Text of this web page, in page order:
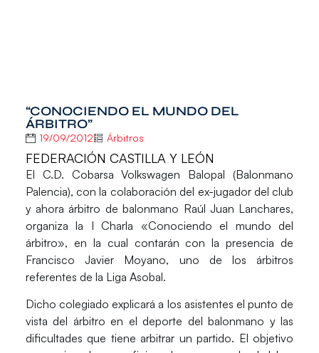
“CONOCIENDO EL MUNDO DEL
ÁRBITRO”
19/09/2012 Árbitros
FEDERACIÓN CASTILLA Y LEÓN
El C.D. Cobarsa Volkswagen Balopal (Balonmano
Palencia), con la colaboración del ex-jugador del club
y ahora árbitro de balonmano Raúl Juan Lanchares,
organiza la I Charla «Conociendo el mundo del
árbitro», en la cual contarán con la presencia de
Francisco Javier Moyano, uno de los árbitros
referentes de la Liga Asobal.
Dicho colegiado explicará a los asistentes el punto de
vista del árbitro en el deporte del balonmano y las
dificultades que tiene arbitrar un partido. El objetivo